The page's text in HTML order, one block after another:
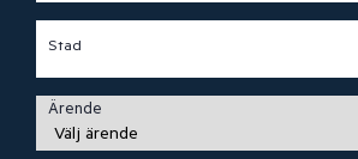
Stad
Ärende